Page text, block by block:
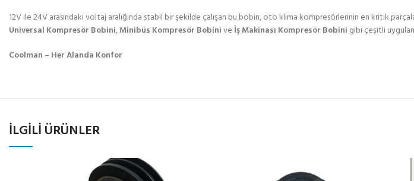
12V ile 24V arasındaki voltaj aralığında stabil bir şekilde çalışan bu bobin, oto klima kompresörlerinin en kritik
Universal Kompresör Bobini,Minibüs Kompresör Bobinive İş Makinası Kompresör Bobini gibi çeşitli
Coolman – Her Alanda Konfor
İLGILI ÜRÜNLER